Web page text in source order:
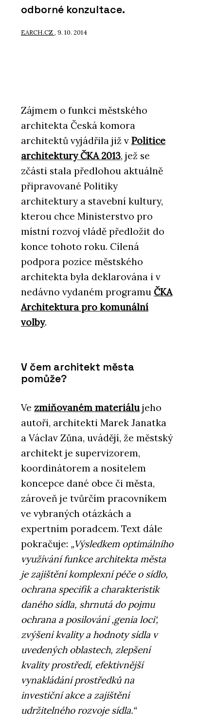
odborné konzultace.
EARCH.CZ , 9. 10. 2014
Zájmem o funkci městského
architekta Česká komora
architektů vyjádřila již v Politice
architektury ČKA 2013, jež se
zčásti stala předlohou aktuálně
připravované Politiky
architektury a stavební kultury,
kterou chce Ministerstvo pro
místní rozvoj vládě předložit do
konce tohoto roku. Cílená
podpora pozice městského
architekta byla deklarována i v
nedávno vydaném programu ČKA
Architektura pro komunální
volby.
V čem architekt města
pomůže?
Ve zmiňovaném materiálu jeho
autoři, architekti Marek Janatka
a Václav Zůna, uvádějí, že městský
architekt je supervizorem,
koordinátorem a nositelem
koncepce dané obce či města,
zároveň je tvůrčím pracovníkem
ve vybraných otázkách a
expertním poradcem. Text dále
pokračuje: „Výsledkem optimálního
využívání funkce architekta města
je zajištění komplexní péče o sídlo,
ochrana specifik a charakteristik
daného sídla, shrnutá do pojmu
ochrana a posilování ‚genia loci‘,
zvýšení kvality a hodnoty sídla v
uvedených oblastech, zlepšení
kvality prostředí, efektivnější
vynakládání prostředků na
investiční akce a zajištění
udržitelného rozvoje sídla.“